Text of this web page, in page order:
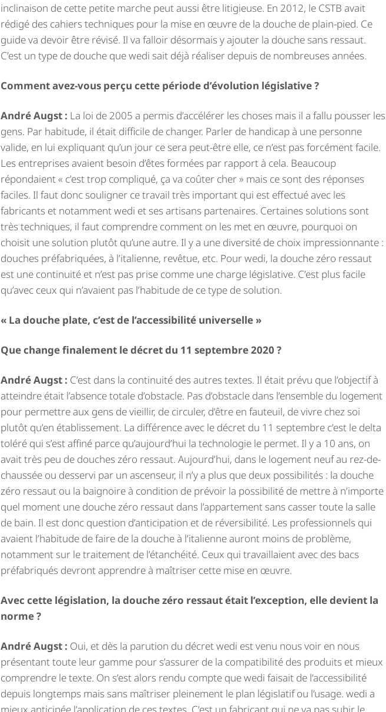
inclinaison de cette petite marche peut aussi être litigieuse. En 2012, le CSTB avait
rédigé des cahiers techniques pour la mise en œuvre de la douche de plain-pied. Ce
guide va devoir être révisé. Il va falloir désormais y ajouter la douche sans ressaut.
C’est un type de douche que wedi sait déjà réaliser depuis de nombreuses années.
Comment avez-vous perçu cette période d’évolution législative ?
André Augst : La loi de 2005 a permis d’accélérer les choses mais il a fallu pousser les
gens. Par habitude, il était difficile de changer. Parler de handicap à une personne
valide, en lui expliquant qu’un jour ce sera peut-être elle, ce n’est pas forcément facile.
Les entreprises avaient besoin d’êtes formées par rapport à cela. Beaucoup
répondaient « c’est trop compliqué, ça va coûter cher » mais ce sont des réponses
faciles. Il faut donc souligner ce travail très important qui est effectué avec les
fabricants et notamment wedi et ses artisans partenaires. Certaines solutions sont
très techniques, il faut comprendre comment on les met en œuvre, pourquoi on
choisit une solution plutôt qu’une autre. Il y a une diversité de choix impres­sion­nante :
douches préfabriquées, à l’italienne, revêtue, etc. Pour wedi, la douche zéro ressaut
est une continuité et n’est pas prise comme une charge législative. C’est plus facile
qu’avec ceux qui n’avaient pas l’habitude de ce type de solution.
« La douche plate, c’est de l’accessibilité universelle »
Que change finalement le décret du 11 septembre 2020 ?
André Augst : C’est dans la continuité des autres textes. Il était prévu que l’objectif à
atteindre était l’absence totale d’obstacle. Pas d’obstacle dans l’ensemble du logement
pour permettre aux gens de vieillir, de circuler, d’être en fauteuil, de vivre chez soi
plutôt qu’en établissement. La différence avec le décret du 11 septembre c’est le delta
toléré qui s’est affiné parce qu’aujourd’hui la technologie le permet. Il y a 10 ans, on
avait très peu de douches zéro ressaut. Aujourd’hui, dans le logement neuf au rez-de-
chaussée ou desservi par un ascenseur, il n’y a plus que deux possibilités : la douche
zéro ressaut ou la baignoire à condition de prévoir la possibilité de mettre à n’importe
quel moment une douche zéro ressaut dans l’appartement sans casser toute la salle
de bain. Il est donc question d’anticipation et de réversibilité. Les professionnels qui
avaient l’habitude de faire de la douche à l’italienne auront moins de problème,
notamment sur le traitement de l’étanchéité. Ceux qui travaillaient avec des bacs
préfabriqués devront apprendre à maîtriser cette mise en œuvre.
Avec cette législation, la douche zéro ressaut était l’exception, elle devient la
norme ?
André Augst : Oui, et dès la parution du décret wedi est venu nous voir en nous
présentant toute leur gamme pour s’assurer de la compatibilité des produits et mieux
comprendre le texte. On s’est alors rendu compte que wedi faisait de l’accessibilité
depuis longtemps mais sans maîtriser pleinement le plan législatif ou l’usage. wedi a
mieux anticipée l’application de ces textes. C’est un fabricant qui ne va pas subir le